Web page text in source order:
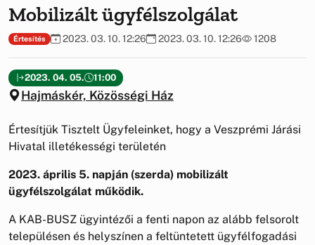
Mobilizált ügyfélszolgálat
Értesítés 2023. 03. 10. 12:26 2023. 03. 10. 12:26 1208
2023. 04. 05. 11:00
Hajmáskér, Közösségi Ház
Értesítjük Tisztelt Ügyfeleinket, hogy a Veszprémi Járási
Hivatal illetékességi területén
2023. április 5. napján (szerda) mobilizált
ügyfélszolgálat működik.
A KAB-BUSZ ügyintézői a fenti napon az alább felsorolt
településen és helyszínen a feltüntetett ügyfélfogadási